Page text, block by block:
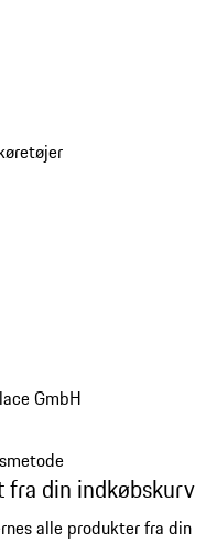
GmbH
fra din indkøbskurv
alle produkter fra din